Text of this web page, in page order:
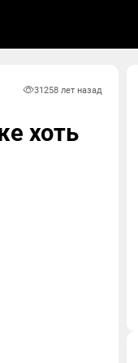
31258 лет назад
хоть